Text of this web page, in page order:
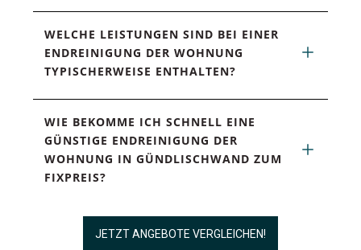
WELCHE LEISTUNGEN SIND BEI EINER
ENDREINIGUNG DER WOHNUNG
TYPISCHERWEISE ENTHALTEN?
WIE BEKOMME ICH SCHNELL EINE
GÜNSTIGE ENDREINIGUNG DER
WOHNUNG IN GÜNDLISCHWAND ZUM
FIXPREIS?
JETZT ANGEBOTE VERGLEICHEN!